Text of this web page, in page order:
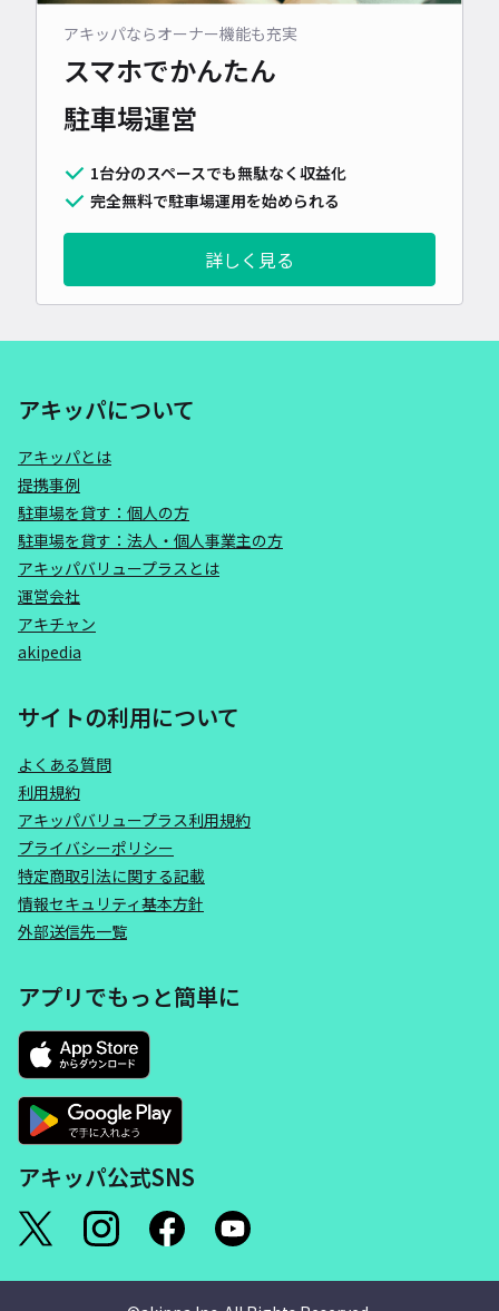
アキッパならオーナー機能も充実
スマホでかんたん
駐車場運営
1台分のスペースでも無駄なく収益化
完全無料で駐車場運用を始められる
詳しく見る
アキッパについて
アキッパとは
提携事例
駐車場を貸す：個人の方
駐車場を貸す：法人・個人事業主の方
アキッパバリュープラスとは
運営会社
アキチャン
akipedia
サイトの利用について
よくある質問
利用規約
アキッパバリュープラス利用規約
プライバシーポリシー
特定商取引法に関する記載
情報セキュリティ基本方針
外部送信先一覧
アプリでもっと簡単に
アキッパ公式SNS